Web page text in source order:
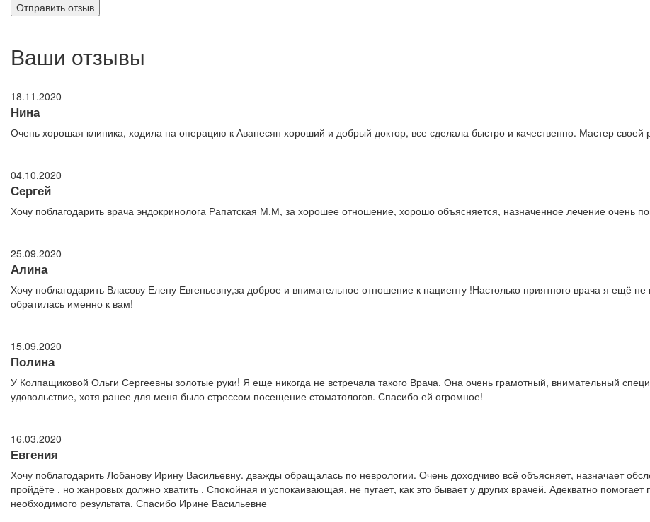
Ваши отзывы
18.11.2020
Нина
Очень хорошая клиника, ходила на операцию к Аванесян хороший и добрый доктор, все сделала быстро и качественно. Мастер своей
04.10.2020
Сергей
Хочу поблагодарить врача эндокринолога Рапатская М.М, за хорошее отношение, хорошо объясняется, назначенное лечение очень
25.09.2020
Алина
Хочу поблагодарить Власову Елену Евгеньевну,за доброе и внимательное отношение к пациенту !Настолько приятного врача я ещё
обратилась именно к вам!
15.09.2020
Полина
У Колпащиковой Ольги Сергеевны золотые руки! Я еще никогда не встречала такого Врача. Она очень грамотный, внимательный
удовольствие, хотя ранее для меня было стрессом посещение стоматологов. Спасибо ей огромное!
16.03.2020
Евгения
Хочу поблагодарить Лобанову Ирину Васильевну. дважды обращалась по неврологии. Очень доходчиво всё объясняет, назначает
пройдёте , но жанровых должно хватить . Спокойная и успокаивающая, не пугает, как это бывает у других врачей. Адекватно
необходимого результата. Спасибо Ирине Васильевне